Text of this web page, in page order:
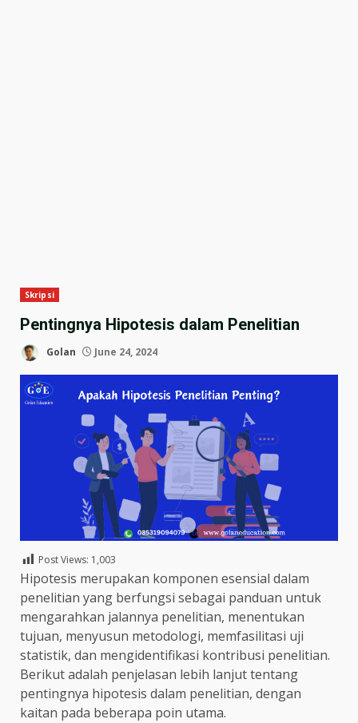
Skripsi
Pentingnya Hipotesis dalam Penelitian
Golan June 24, 2024
Post Views: 1,003
Hipotesis merupakan komponen esensial dalam
penelitian yang berfungsi sebagai panduan untuk
mengarahkan jalannya penelitian, menentukan
tujuan, menyusun metodologi, memfasilitasi uji
statistik, dan mengidentifikasi kontribusi penelitian.
Berikut adalah penjelasan lebih lanjut tentang
pentingnya hipotesis dalam penelitian, dengan
kaitan pada beberapa poin utama.